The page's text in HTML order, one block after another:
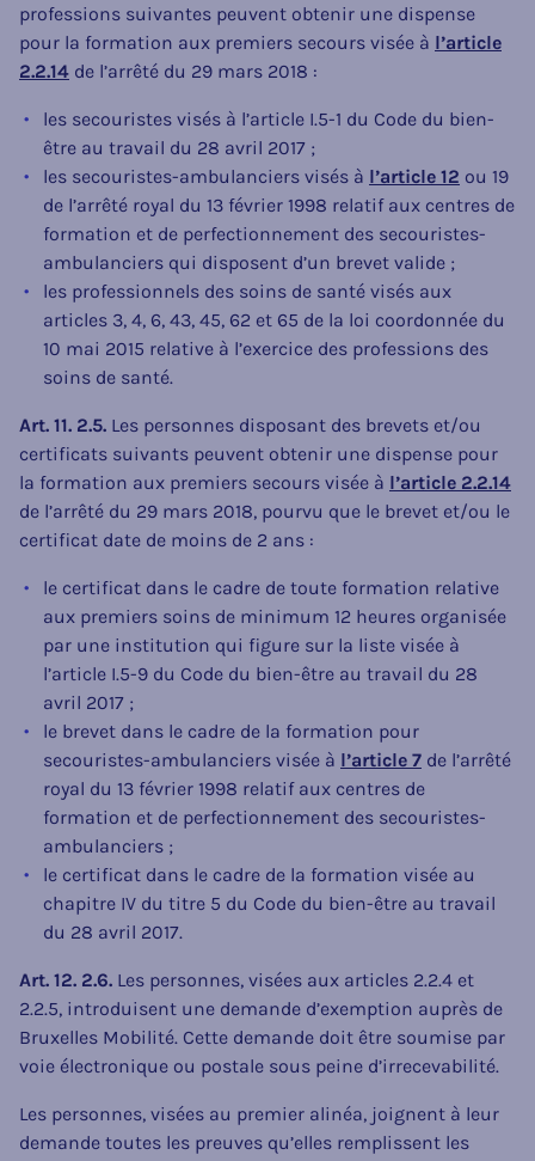
professions suivantes peuvent obtenir une dispense
pour la formation aux premiers secours visée à l’article
2.2.14 de l’arrêté du 29 mars 2018 :
les secouristes visés à l’article I.5-1 du Code du bien-
être au travail du 28 avril 2017 ;
les secouristes-ambulanciers visés à l’article 12 ou 19
de l’arrêté royal du 13 février 1998 relatif aux centres de
formation et de perfectionnement des secouristes-
ambulanciers qui disposent d’un brevet valide ;
les professionnels des soins de santé visés aux
articles 3, 4, 6, 43, 45, 62 et 65 de la loi coordonnée du
10 mai 2015 relative à l’exercice des professions des
soins de santé.
Art. 11. 2.5. Les personnes disposant des brevets et/ou
certificats suivants peuvent obtenir une dispense pour
la formation aux premiers secours visée à l’article 2.2.14
de l’arrêté du 29 mars 2018, pourvu que le brevet et/ou le
certificat date de moins de 2 ans :
le certificat dans le cadre de toute formation relative
aux premiers soins de minimum 12 heures organisée
par une institution qui figure sur la liste visée à
l’article I.5-9 du Code du bien-être au travail du 28
avril 2017 ;
le brevet dans le cadre de la formation pour
secouristes-ambulanciers visée à l’article 7 de l’arrêté
royal du 13 février 1998 relatif aux centres de
formation et de perfectionnement des secouristes-
ambulanciers ;
le certificat dans le cadre de la formation visée au
chapitre IV du titre 5 du Code du bien-être au travail
du 28 avril 2017.
Art. 12. 2.6. Les personnes, visées aux articles 2.2.4 et
2.2.5, introduisent une demande d’exemption auprès de
Bruxelles Mobilité. Cette demande doit être soumise par
voie électronique ou postale sous peine d’irrecevabilité.
Les personnes, visées au premier alinéa, joignent à leur
demande toutes les preuves qu’elles remplissent les